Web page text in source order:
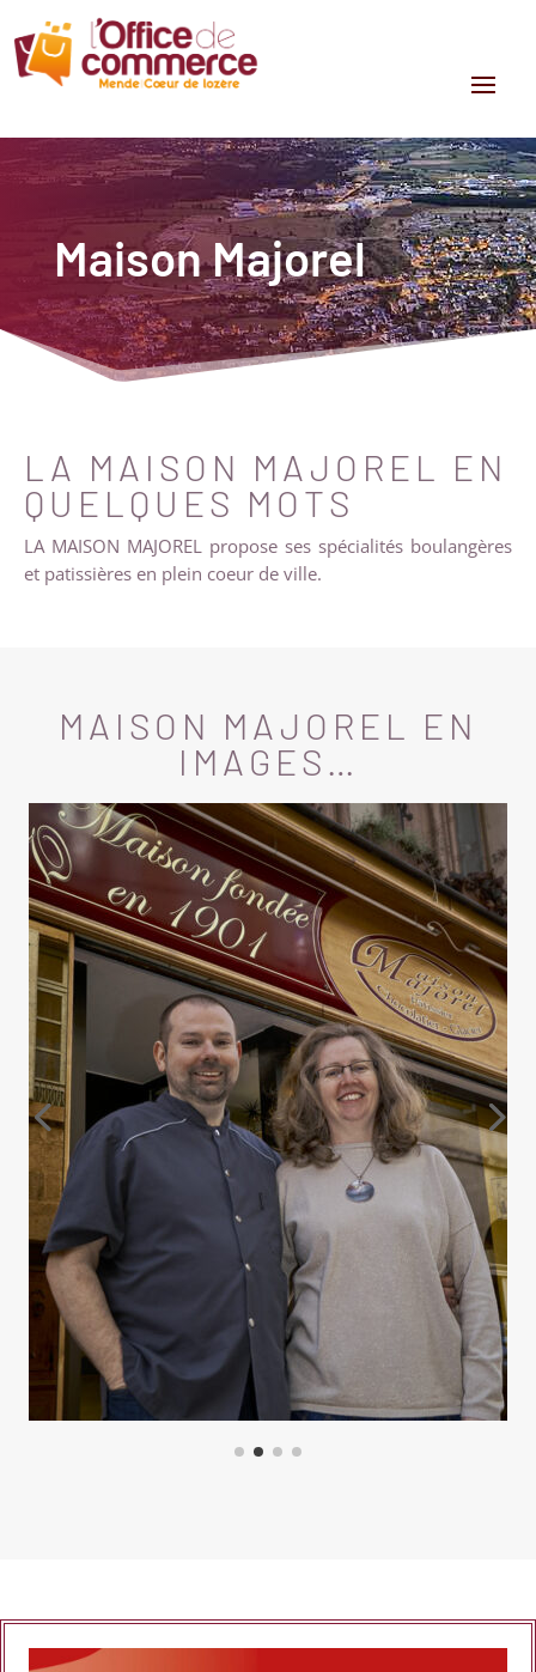
Maison Majorel
LA MAISON MAJOREL EN
QUELQUES MOTS
LA MAISON MAJOREL propose ses spécialités boulangères
et patissières en plein coeur de ville.
MAISON MAJOREL EN
IMAGES…